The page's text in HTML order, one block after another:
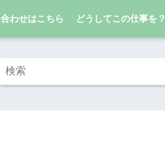
わせはこちら どうしてこの仕事を？